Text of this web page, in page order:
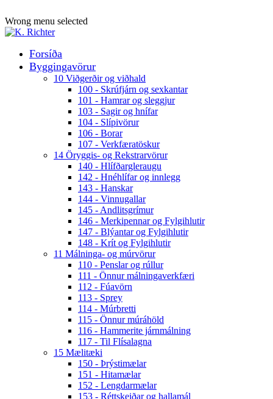
Wrong menu selected
Forsíða
Byggingavörur
10 Viðgerðir og viðhald
100 - Skrúfjárn og sexkantar
101 - Hamrar og sleggjur
103 - Sagir og hnífar
104 - Slípivörur
106 - Borar
107 - Verkfæratöskur
14 Öryggis- og Rekstrarvörur
140 - Hlífðargleraugu
142 - Hnéhlífar og innlegg
143 - Hanskar
144 - Vinnugallar
145 - Andlitsgrímur
146 - Merkipennar og Fylgihlutir
147 - Blýantar og Fylgihlutir
148 - Krít og Fylgihlutir
11 Málninga- og múrvörur
110 - Penslar og rúllur
111 - Önnur málningaverkfæri
112 - Fúavörn
113 - Sprey
114 - Múrbretti
115 - Önnur múráhöld
116 - Hammerite járnmálning
117 - Til Flísalagna
15 Mælitæki
150 - Þrýstimælar
151 - Hitamælar
152 - Lengdarmælar
153 - Réttskeiðar og hallamál